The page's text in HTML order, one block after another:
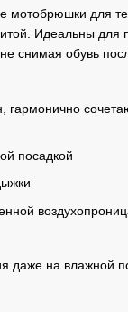
мотобрюшки для
Идеальны для
снимая обувь
гармонично
посадкой
даже на влажной